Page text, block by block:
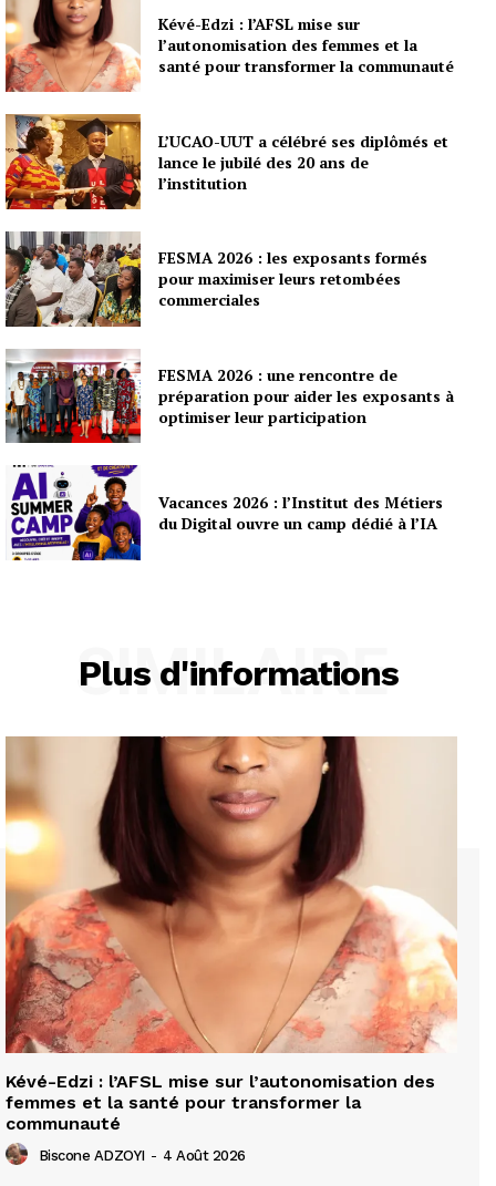
Kévé-Edzi : l’AFSL mise sur
l’autonomisation des femmes et la
santé pour transformer la communauté
L’UCAO-UUT a célébré ses diplômés et
lance le jubilé des 20 ans de
l’institution
FESMA 2026 : les exposants formés
pour maximiser leurs retombées
commerciales
FESMA 2026 : une rencontre de
préparation pour aider les exposants à
optimiser leur participation
Vacances 2026 : l’Institut des Métiers
du Digital ouvre un camp dédié à l’IA
Plus d'informations
SIMILAIRE
Kévé-Edzi : l’AFSL mise sur l’autonomisation des
femmes et la santé pour transformer la
communauté
Biscone ADZOYI - 4 Août 2026